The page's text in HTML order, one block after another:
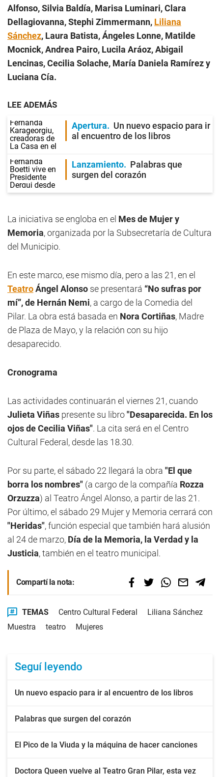
Alfonso, Silvia Baldía, Marisa Luminari, Clara
Dellagiovanna, Stephi Zimmermann, Liliana
Sánchez, Laura Batista, Ángeles Lonne, Matilde
Mocnick, Andrea Pairo, Lucila Aráoz, Abigail
Lencinas, Cecilia Solache, María Daniela Ramírez y
Luciana Cía.
LEE ADEMÁS
Apertura
Un nuevo espacio para ir
al encuentro de los libros
Lanzamiento
Palabras que
surgen del corazón
La iniciativa se engloba en el Mes de Mujer y
Memoria, organizada por la Subsecretaría de Cultura
del Municipio.
En este marco, ese mismo día, pero a las 21, en el
TeatroÁngel Alonso se presentará “No sufras por
mí”, de Hernán Nemi, a cargo de la Comedia del
Pilar. La obra está basada en Nora Cortiñas, Madre
de Plaza de Mayo, y la relación con su hijo
desaparecido.
Cronograma
Las actividades continuarán el viernes 21, cuando
Julieta Viñas presente su libro"Desaparecida. En los
ojos de Cecilia Viñas". La cita será en el Centro
Cultural Federal, desde las 18.30.
Por su parte, el sábado 22 llegará la obra "El que
borra los nombres" (a cargo de la compañía Rozza
Orzuzza) al Teatro Ángel Alonso, a partir de las 21.
Por último, el sábado 29 Mujer y Memoria cerrará con
"Heridas", función especial que también hará alusión
al 24 de marzo, Día de la Memoria, la Verdad y la
Justicia, también en el teatro municipal.
Compartí la nota:
TEMAS Centro Cultural Federal
Liliana Sánchez
Muestra
teatro Mujeres
Seguí leyendo
Un nuevo espacio para ir al encuentro de los libros
Palabras que surgen del corazón
El Pico de la Viuda y la máquina de hacer canciones
Doctora Queen vuelve al Teatro Gran Pilar, esta vez